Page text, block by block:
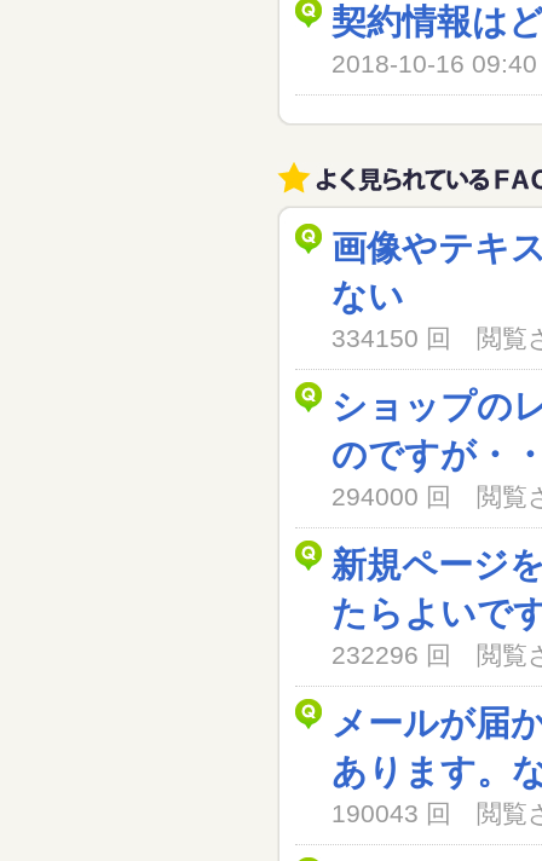
契約情報は
2018-10-16
画像やテキ
ない
334150 回 閲覧
ショップの
のですが・
294000 回 閲覧
新規ページ
たらよいで
232296 回 閲覧
メールが届
あります。
190043 回 閲覧